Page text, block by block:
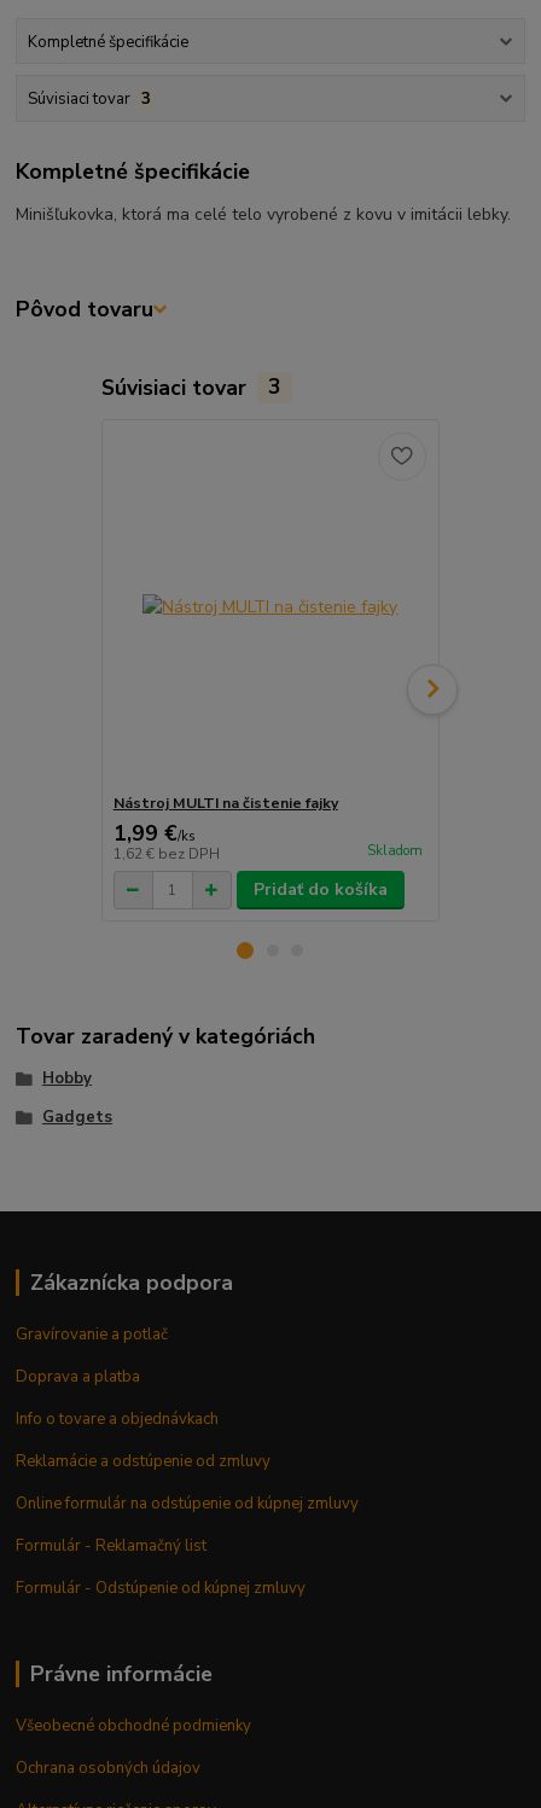
Kompletné špecifikácie
Súvisiaci tovar 3
Kompletné špecifikácie
Minišľukovka, ktorá ma celé telo vyrobené z kovu v imitácii lebky.
Pôvod tovaru
Súvisiaci tovar 3
Nástroj MULTI na čistenie fajky
1,99 €/ks
1,62 € bez DPH Skladom
Pridať do košíka
Tovar zaradený v kategóriách
Hobby
Gadgets
Zákaznícka podpora
Gravírovanie a potlač
Doprava a platba
Info o tovare a objednávkach
Reklamácie a odstúpenie od zmluvy
Online formulár na odstúpenie od kúpnej zmluvy
Formulár - Reklamačný list
Formulár - Odstúpenie od kúpnej zmluvy
Právne informácie
Všeobecné obchodné podmienky
Ochrana osobných údajov